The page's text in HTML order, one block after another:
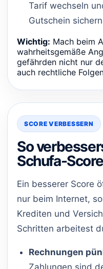
Tarif wechseln
Gutschein
Wichtig: Mach beim
wahrheitsgemäße
gefährden nicht nur
auch rechtliche
SCORE VERBESSERN
So
Schufa-
Ein besserer Score
nur beim Internet,
Krediten und
Schritten arbeitest
Rechnungen
Zahlungen sind